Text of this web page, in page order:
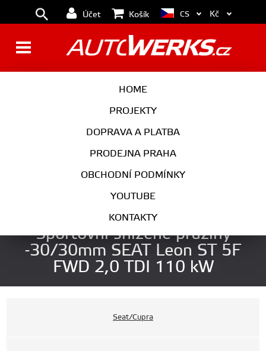
Účet Košík
HOME
PROJEKTY
DOPRAVA A PLATBA
PRODEJNA PRAHA
OBCHODNÍ PODMÍNKY
YOUTUBE
KONTAKTY
CS Kč
PODVOZEK
VÝFUK
INTERIÉR
AUTOKOSMETIKA
ST suspensions by KW
Sportovní snížené pružiny
-30/30mm SEAT Leon ST 5F
FWD 2,0 TDI 110 kW
Seat/Cupra